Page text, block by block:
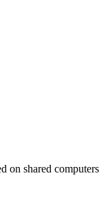
on shared computers